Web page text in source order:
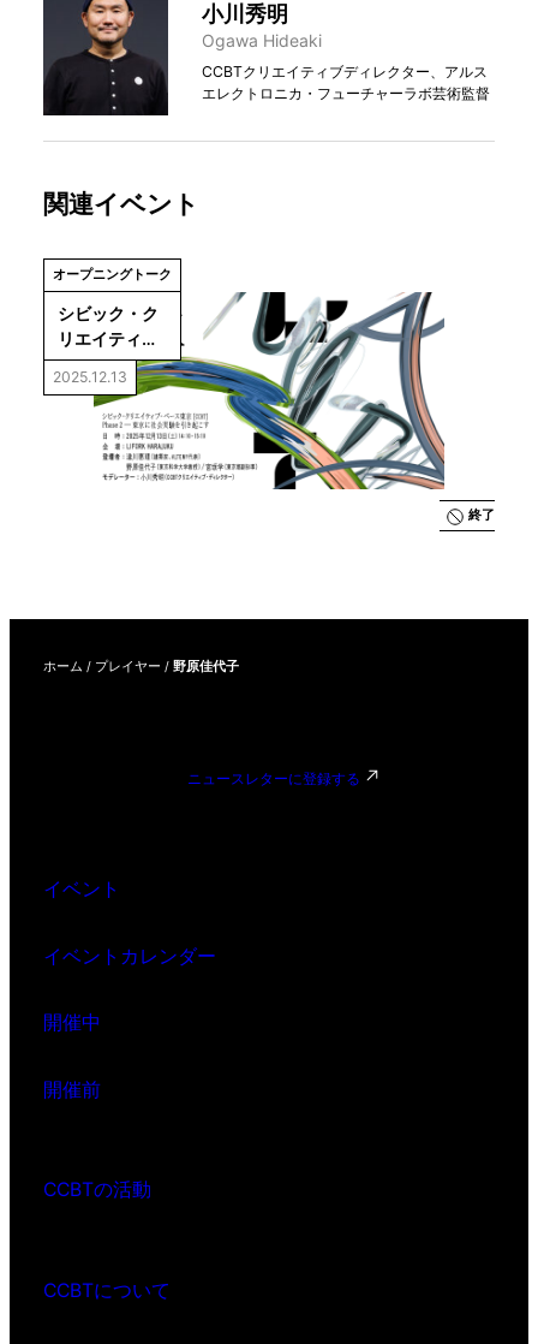
小川秀明
Ogawa Hideaki
CCBTクリエイティブディレクター、アルス
エレクトロニカ・フューチャーラボ芸術監督
関連イベント
オープニングトーク
シビック・ク
リエイティ
ブ・ベース東
京［CCBT］
Phase 2―東
京に社会実験
を引き起こす
2025.12.13
終了
ホーム / プレイヤー / 野原佳代子
ニュースレターに登録する
イベント
イベントカレンダー
開催中
開催前
CCBTの活動
CCBTについて